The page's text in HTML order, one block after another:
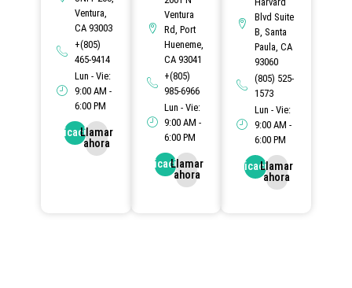
Ventura,
CA 93003
+(805)
465-9414
Lun - Vie:
9:00 AM -
6:00 PM
Ubicación
Llamar
ahora
Ventura
Rd, Port
Hueneme,
CA 93041
+(805)
985-6966
Lun - Vie:
9:00 AM -
6:00 PM
Ubicación
Llamar
ahora
Blvd Suite
B, Santa
Paula, CA
93060
(805) 525-
1573
Lun - Vie:
9:00 AM -
6:00 PM
Ubicación
Llamar
ahora